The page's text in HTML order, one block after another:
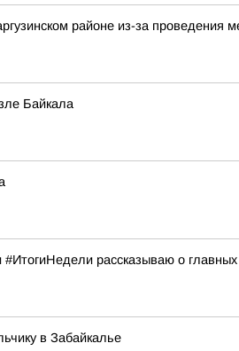
районе из-за
Байкала
рассказываю о
в Забайкалье